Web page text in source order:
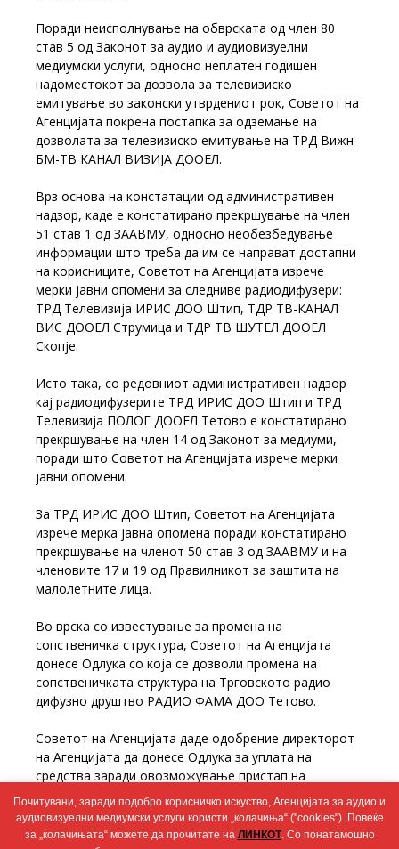
Поради неисполнување на обврската од член 80
став 5 од Законот за аудио и аудиовизуелни
медиумски услуги, односно неплатен годишен
надоместокот за дозвола за телевизиско
емитување во законски утврдениот рок, Советот на
Агенцијата покрена постапка за одземање на
дозволата за телевизиско емитување на ТРД Вижн
БМ-ТВ КАНАЛ ВИЗИЈА ДООЕЛ.
Врз основа на констатации од административен
надзор, каде е констатирано прекршување на член
51 став 1 од ЗААВМУ, односно необезбедување
информации што треба да им се направат достапни
на корисниците, Советот на Агенцијата изрече
мерки јавни опомени за следниве радиодифузери:
ТРД Телевизија ИРИС ДОО Штип, ТДР ТВ-КАНАЛ
ВИС ДООЕЛ Струмица и ТДР ТВ ШУТЕЛ ДООЕЛ
Скопје.
Исто така, со редовниот административен надзор
кај радиодифузерите ТРД ИРИС ДОО Штип и ТРД
Телевизија ПОЛОГ ДООЕЛ Тетово е констатирано
прекршување на член 14 од Законот за медиуми,
поради што Советот на Агенцијата изрече мерки
јавни опомени.
За ТРД ИРИС ДОО Штип, Советот на Агенцијата
изрече мерка јавна опомена поради констатирано
прекршување на членот 50 став 3 од ЗААВМУ и на
членовите 17 и 19 од Правилникот за заштита на
малолетните лица.
Во врска со известување за промена на
сопственичка структура, Советот на Агенцијата
донесе Одлука со која се дозволи промена на
сопственичката структура на Трговското радио
дифузно друштво РАДИО ФАМА ДОО Тетово.
Советот на Агенцијата даде одобрение директорот
на Агенцијата да донесе Одлука за уплата на
средства заради овозможување пристап на
Агенцијата за аудио и аудиовизуелни медиумски
услуги до податоци на Интернет дистрибутивниот
систем на Централниот регистар на РСМ.
Почитувани, заради подобро корисничко искуство, Агенцијата за аудио и
аудиовизуелни медиумски услуги користи „колачиња“ ("cookies"). Повеќе
за „колачињата“ можете да прочитате на ЛИНКОТ. Со понатамошно